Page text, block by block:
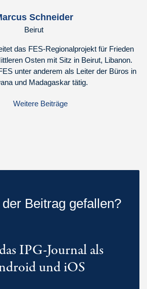
Schneider
Beirut
das FES-Regionalprojekt für Frieden
Osten mit Sitz in Beirut, Libanon.
unter anderem als Leiter der Büros in
und Madagaskar tätig.
Weitere Beiträge
Beitrag gefallen?
IPG-Journal als
und iOS